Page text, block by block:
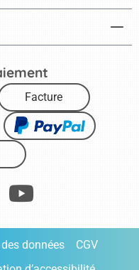
Facture
données
CGV